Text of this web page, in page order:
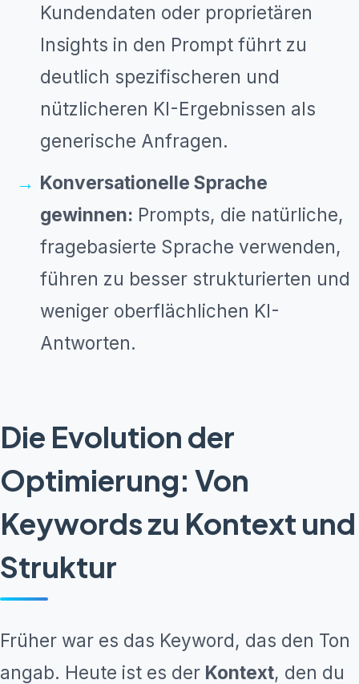
Kundendaten oder proprietären
Insights in den Prompt führt zu
deutlich spezifischeren und
nützlicheren KI-Ergebnissen als
generische Anfragen.
Konversationelle Sprache
gewinnen: Prompts, die natürliche,
fragebasierte Sprache verwenden,
führen zu besser strukturierten und
weniger oberflächlichen KI-
Antworten.
Die Evolution der
Optimierung: Von
Keywords zu Kontext und
Struktur
Früher war es das Keyword, das den Ton
angab. Heute ist es der Kontext, den du